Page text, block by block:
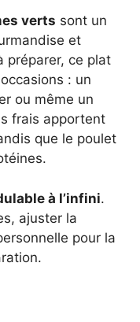
verts sont un
et
préparer, ce plat
: un
ou même un
frais apportent
que le poulet
à l’infini.
ajuster la
pour la